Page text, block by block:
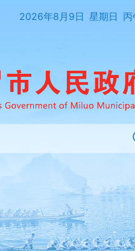
2026年8月9日 星期日 丙